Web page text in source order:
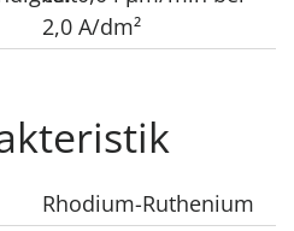
2,0 A/dm²
Rhodium-Ruthenium